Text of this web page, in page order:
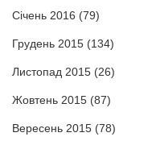
Січень 2016 (79)
Грудень 2015 (134)
Листопад 2015 (26)
Жовтень 2015 (87)
Вересень 2015 (78)